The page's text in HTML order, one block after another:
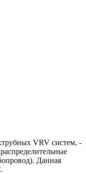
VRV систем, -
Данная